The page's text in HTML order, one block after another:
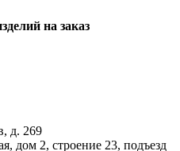
на заказ
д. 269
дом 2, строение 23, подъезд